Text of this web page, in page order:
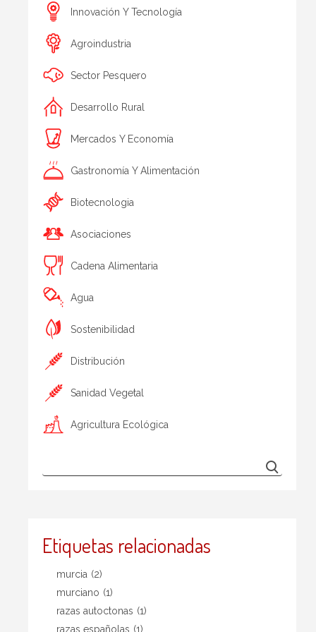
Innovación Y Tecnología
Agroindustria
Sector Pesquero
Desarrollo Rural
Mercados Y Economía
Gastronomía Y Alimentación
Biotecnologia
Asociaciones
Cadena Alimentaria
Agua
Sostenibilidad
Distribución
Sanidad Vegetal
Agricultura Ecológica
Etiquetas relacionadas
murcia (2)
murciano (1)
razas autoctonas (1)
razas españolas (1)